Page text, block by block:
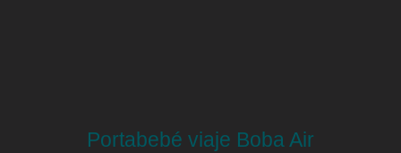
Portabebé viaje Boba Air